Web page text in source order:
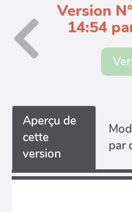
Version
14:54
Aperçu de
cette
version
par